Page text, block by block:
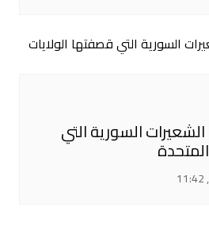
السورية التي